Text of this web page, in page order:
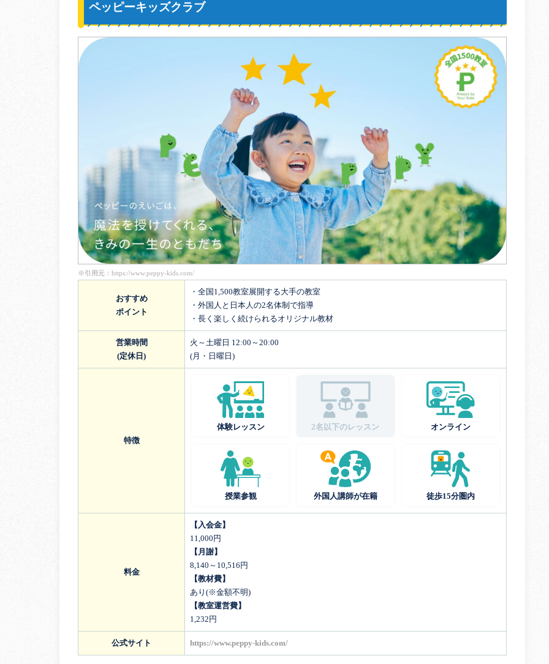
ペッピーキッズクラブ
※引用元： https://www.peppy-kids.com/
おすすめ
ポイント
・全国1,500教室展開する大手の教室
・外国人と日本人の2名体制で指導
・長く楽しく続けられるオリジナル教材
営業時間
(定休日)
火～土曜日 12:00～20:00
(月・日曜日)
特徴
体験レッスン 2名以下のレッスン オンライン
授業参観 外国人講師が在籍 徒歩15分圏内
料金
【入会金】
11,000円
【月謝】
8,140～10,516円
【教材費】
あり(※金額不明)
【教室運営費】
1,232円
公式サイト https://www.peppy-kids.com/